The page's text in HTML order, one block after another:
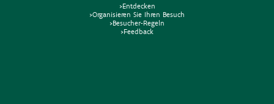
>Entdecken
>Organisieren Sie Ihren Besuch
>Besucher-Regeln
>Feedback